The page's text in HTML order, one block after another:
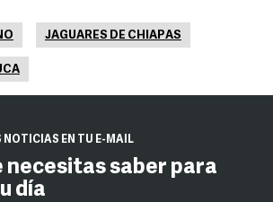
JAGUARES DE CHIAPAS
NOTICIAS EN TU E-MAIL
necesitas saber para
día